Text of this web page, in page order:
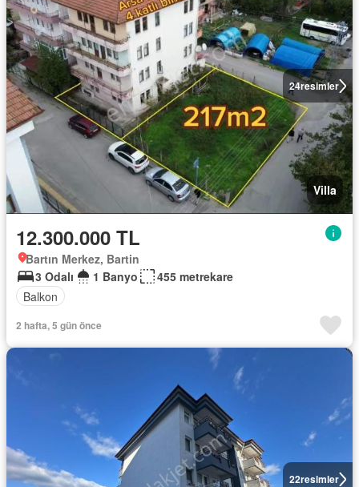
24resimler
Villa
12.300.000 TL
Bartın Merkez, Bartin
3 Odalı
1 Banyo
455 metrekare
Balkon
2 hafta, 5 gün önce
22resimler